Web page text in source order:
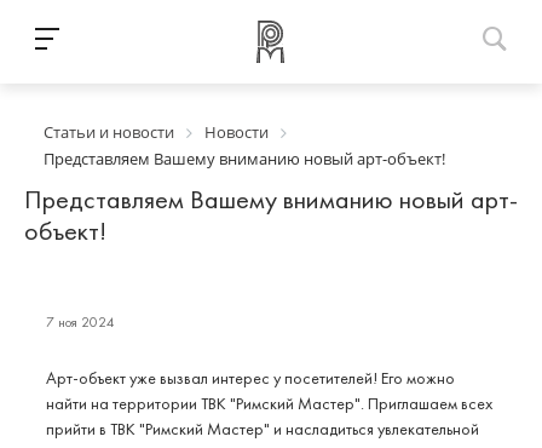
Статьи и новости
Новости
Представляем Вашему вниманию новый арт-объект!
Представляем Вашему вниманию новый арт-
объект!
7 ноя 2024
Арт-объект уже вызвал интерес у посетителей! Его можно
найти на территории ТВК "Римский Мастер". Приглашаем всех
прийти в ТВК "Римский Мастер" и насладиться увлекательной